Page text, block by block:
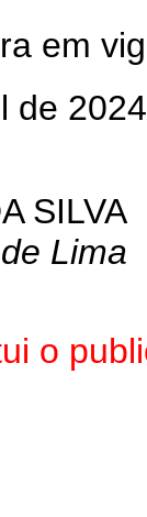
em
de
SILVA
Lima
o